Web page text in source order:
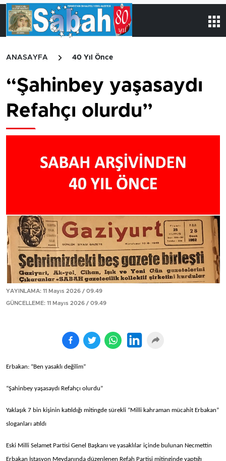
ANASAYFA 40 Yıl Önce
“Şahinbey yaşasaydı
Refahçı olurdu”
YAYINLAMA: 11 Mayıs 2026 / 09.49
GÜNCELLEME: 11 Mayıs 2026 / 09.49
Erbakan: “Ben yasaklı değilim”
“Şahinbey yaşasaydı Refahçı olurdu”
Yaklaşık 7 bin kişinin katıldığı mitingde sürekli “Milli kahraman mücahit Erbakan”
sloganları atıldı
Eski Milli Selamet Partisi Genel Başkanı ve yasaklılar içinde bulunan Necmettin
Erbakan İstasyon Meydanında düzenlenen Refah Partisi mitinginde yaptığı